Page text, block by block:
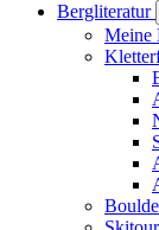
Bergliteratur
Meine